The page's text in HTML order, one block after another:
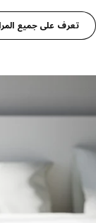
تعرف على جميع